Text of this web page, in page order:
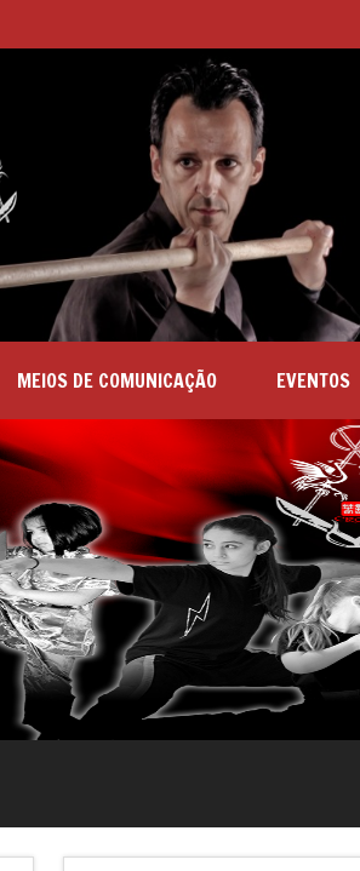
MEIOS DE COMUNICAÇÃO EVENTOS